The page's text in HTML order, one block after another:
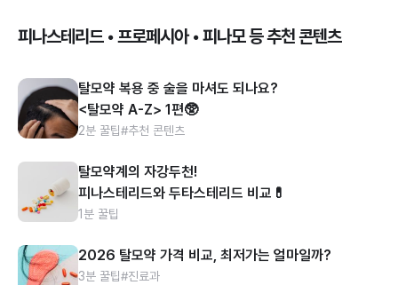
피나스테리드 • 프로페시아 • 피나모 등 추천 콘텐츠
탈모약 복용 중 술을 마셔도 되나요?
<탈모약 A-Z> 1편🥸
2분 꿀팁#추천 콘텐츠
탈모약계의 자강두천!
피나스테리드와 두타스테리드 비교💊
1분 꿀팁
2026 탈모약 가격 비교, 최저가는 얼마일까?
3분 꿀팁#진료과